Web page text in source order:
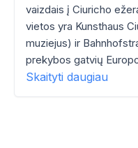
vaizdais į Ciuricho
vietos yra Kunsthaus
muziejus) ir
prekybos gatvių
Skaityti daugiau